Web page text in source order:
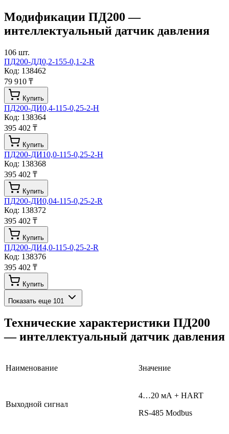
Модификации ПД200 —
интеллектуальный датчик давления
106 шт.
ПД200-ДД0,2-155-0,1-2-R
Код: 138462
79 910 ₸
Купить
ПД200-ДИ0,4-115-0,25-2-Н
Код: 138364
395 402 ₸
Купить
ПД200-ДИ10,0-115-0,25-2-Н
Код: 138368
395 402 ₸
Купить
ПД200-ДИ0,04-115-0,25-2-R
Код: 138372
395 402 ₸
Купить
ПД200-ДИ4,0-115-0,25-2-R
Код: 138376
395 402 ₸
Купить
Показать еще 101
Технические характеристики ПД200
— интеллектуальный датчик давления
Наименование Значение
Выходной сигнал
4…20 мА + HART
RS-485 Modbus